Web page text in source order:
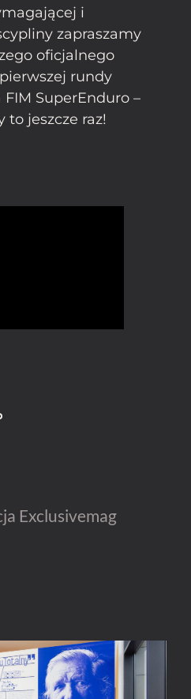
i
zapraszamy
oficjalnego
rundy
SuperEnduro –
to jeszcze raz!
Exclusivemag